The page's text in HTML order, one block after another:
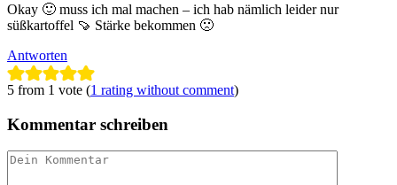
Okay 🙂 muss ich mal machen – ich hab nämlich leider nur
süßkartoffel 🍠 Stärke bekommen 🙁
Antworten
5 from 1 vote (1 rating without comment)
Kommentar schreiben